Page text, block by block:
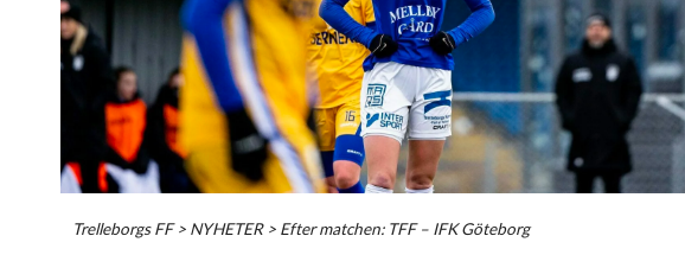
Trelleborgs FF> NYHETER> Efter matchen: TFF – IFK Göteborg